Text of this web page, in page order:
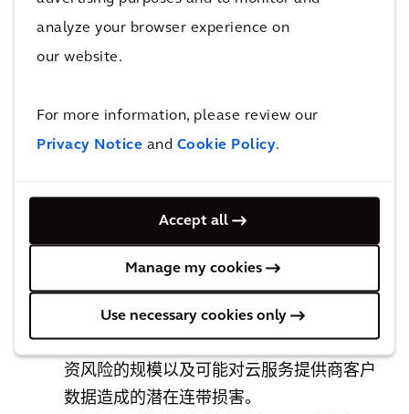
analyze your browser experience on
our website.
For more information, please review our
Privacy Notice and Cookie Policy.
Accept all
Manage my cookies
Use necessary cookies only
• 上图中，“可持续性”群组显示出类似的发
展动态：在低碳转型方面，数据中心的开发
及转换区域的利用等因素正变得越来越重
• 在巨大灾害风险方面也有很多动态。由于
气候变化引发的极端事件增多，场地的恢复
能力已成为一个关键标准，特别是考虑到投
资风险的规模以及可能对云服务提供商客户
数据造成的潜在连带损害。